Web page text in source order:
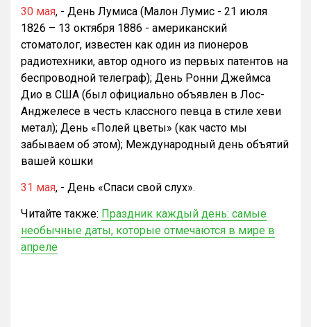
30 мая, - День Лумиса (Малон Лумис - 21 июля
1826 – 13 октября 1886 - американский
стоматолог, известен как один из пионеров
радиотехники, автор одного из первых патентов на
беспроводной телеграф); День Ронни Джеймса
Дио в США (был официально объявлен в Лос-
Анджелесе в честь классного певца в стиле хеви
метал); День «Полей цветы» (как часто мы
забываем об этом); Международный день объятий
вашей кошки
31 мая, - День «Спаси свой слух».
Читайте также: Праздник каждый день: самые
необычные даты, которые отмечаются в мире в
апреле